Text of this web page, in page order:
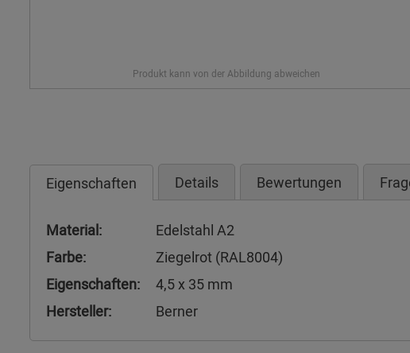
Eigenschaften Details Bewertungen
Material:
Edelstahl A2
Farbe:
Ziegelrot (RAL8004)
Eigenschaften:
4,5 x 35 mm
Hersteller:
Berner